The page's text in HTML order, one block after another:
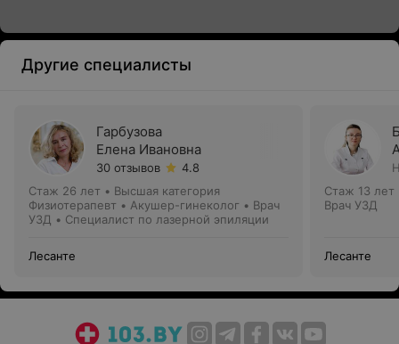
Другие специалисты
Гарбузова
Елена Ивановна
30 отзывов
4.8
Стаж 26 лет • Высшая категория
Физиотерапевт • Акушер-гинеколог • Врач
УЗД • Специалист по лазерной эпиляции
Лесанте
Стаж 13 лет
Врач УЗД
Лесанте